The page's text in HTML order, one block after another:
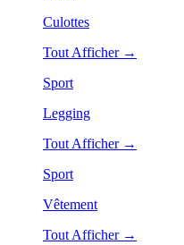
Culottes
Tout Afficher →
Sport
Legging
Tout Afficher →
Sport
Vêtement
Tout Afficher →